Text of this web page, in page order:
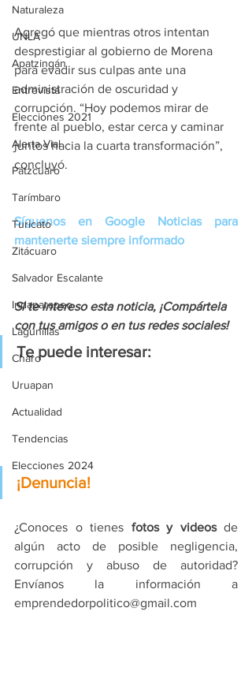
Naturaleza
UNLA
Apatzingán
Entrevista
Elecciones 2021
Alerta Vial
Pátzcuaro
Tarímbaro
Turicato
Zitácuaro
Salvador Escalante
Indaparapeo
Lagunillas
Charo
Uruapan
Actualidad
Tendencias
Elecciones 2024
Agregó que mientras otros intentan
desprestigiar al gobierno de Morena
para evadir sus culpas ante una
administración de oscuridad y
corrupción. “Hoy podemos mirar de
frente al pueblo, estar cerca y caminar
juntos hacia la cuarta transformación”,
concluyó.
Síguenos en Google Noticias para
mantenerte siempre informado
Si te intereso esta noticia, ¡Compártela
con tus amigos o en tus redes sociales!
Te puede interesar:
¡Denuncia!
¿Conoces o tienes fotos y videos de
algún acto de posible negligencia,
corrupción y abuso de autoridad?
Envíanos la información a
emprendedorpolitico@gmail.com